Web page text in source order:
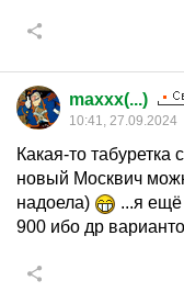
maxxx(...)
10:41, 27.09.2024
Какая-то табуретка
новый Москвич
надоела)
...я ещё
900 ибо др